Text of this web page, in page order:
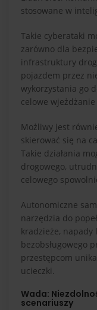
stosowane w
Takie cyberataki
zarówno dla
infrastruktury
pojazdem przez
wykorzystania go
celowe
Możliwy jest
skierować się na
Takie działania
drogowego,
celowego
Autonomiczne
narzędzia do
kradzieże,
bezobsługowego
przestępcom
ucieczki.
Wada:
scenariuszy